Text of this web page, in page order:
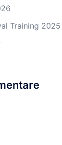
Training 2025